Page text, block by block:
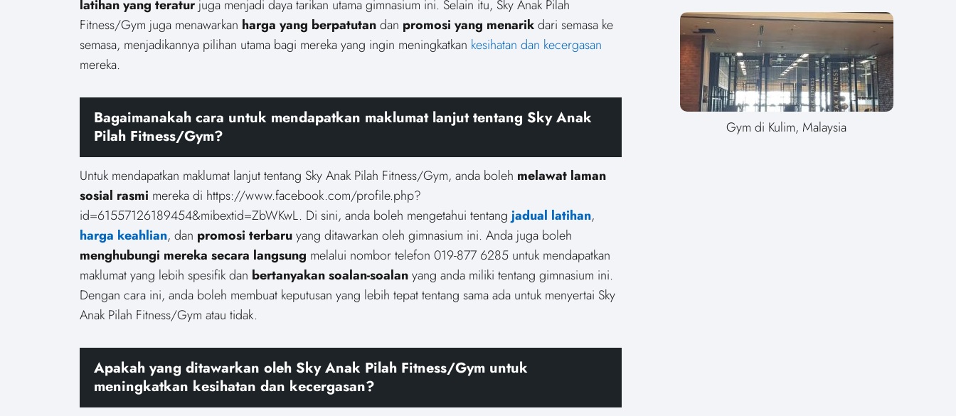
latihan yang teraturjuga menjadi daya tarikan utama gimnasium ini. Selain itu, Sky Anak Pilah
Fitness/Gym juga menawarkan harga yang berpatutandan promosi yang menarikdari semasa ke
semasa, menjadikannya pilihan utama bagi mereka yang ingin meningkatkan kesihatan dan kecergasan
mereka.
Bagaimanakah cara untuk mendapatkan maklumat lanjut tentang Sky Anak
Pilah Fitness/Gym?
Untuk mendapatkan maklumat lanjut tentang Sky Anak Pilah Fitness/Gym, anda boleh melawat laman
sosial rasmi mereka di https://www.facebook.com/profile.php?
id=61557126189454&mibextid=ZbWKwL. Di sini, anda boleh mengetahui tentang jadual latihan,
harga keahlian, dan promosi terbaruyang ditawarkan oleh gimnasium ini. Anda juga boleh
menghubungi mereka secara langsung melalui nombor telefon 019-877 6285 untuk mendapatkan
maklumat yang lebih spesifik dan bertanyakan soalan-soalanyang anda miliki tentang gimnasium ini.
Dengan cara ini, anda boleh membuat keputusan yang lebih tepat tentang sama ada untuk menyertai Sky
Anak Pilah Fitness/Gym atau tidak.
Apakah yang ditawarkan oleh Sky Anak Pilah Fitness/Gym untuk
meningkatkan kesihatan dan kecergasan?
Gym di Kulim, Malaysia